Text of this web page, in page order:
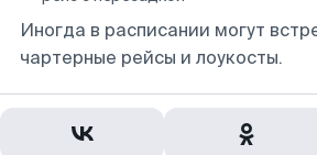
Иногда в расписании могут
чартерные рейсы и лоукосты.